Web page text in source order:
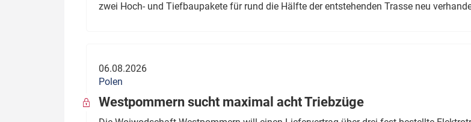
zwei Hoch- und Tiefbaupakete für rund die Hälfte der entstehenden Trasse neu
06.08.2026
Polen
Westpommern sucht maximal acht Triebzüge